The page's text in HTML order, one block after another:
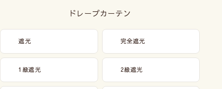
ドレープカーテン
遮光 完全遮光
1級遮光 2級遮光